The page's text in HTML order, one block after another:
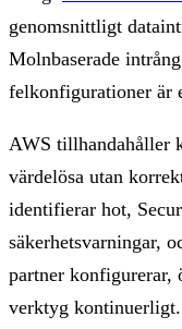
genomsnittligt
Molnbaserade
felkonfigurationer är
AWS tillhandahåller
värdelösa utan
identifierar hot,
säkerhetsvarningar,
partner konfigurerar,
verktyg kontinuerligt.